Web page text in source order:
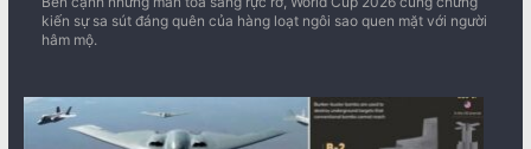
kiến sự sa sút đáng quên của hàng loạt ngôi sao quen mặt với người
hâm mộ.